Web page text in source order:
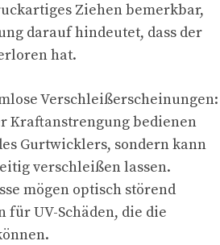
Ziehen bemerkbar,
darauf hindeutet, dass der
hat.
Verschleißerscheinungen:
Kraftanstrengung bedienen
Gurtwicklers, sondern kann
verschleißen lassen.
mögen optisch störend
UV-Schäden, die die